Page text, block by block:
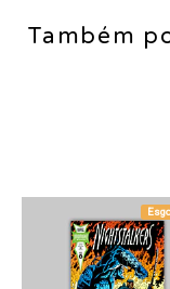
Também